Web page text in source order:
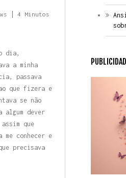
4 Minutos
dia,
a minha
passava
que fizera e
se não
dever
que
me conhecer e
precisava